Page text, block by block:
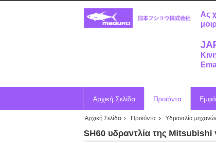
Ας
Αρχική Σελίδα Προϊόντα
Ζητήστε ένα απόσπασμα Vr
Αρχική Σελίδα Προϊόντα Υδραντλία
SH60 υδραντλία της Mitsubishi